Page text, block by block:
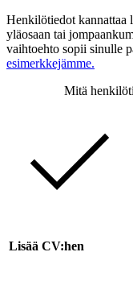
Henkilötiedot kannattaa
yläosaan tai
vaihtoehto sopii sinulle
esimerkkejämme.
Mitä
Lisää CV:hen